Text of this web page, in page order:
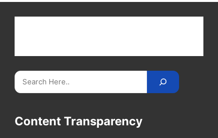
Search
Content Transparency